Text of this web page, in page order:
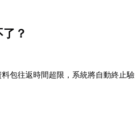
？
包往返時間超限，系統將自動終止驗